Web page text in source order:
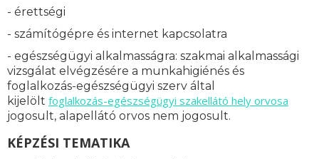
- érettségi
- számítógépre és internet kapcsolatra
- egészségügyi alkalmasságra: szakmai alkalmassági
vizsgálat elvégzésére a munkahigiénés és
foglalkozás-egészségügyi szerv által
kijelölt foglalkozás-egészségügyi szakellátó hely orvosa
jogosult, alapellátó orvos nem jogosult.
KÉPZÉSI TEMATIKA